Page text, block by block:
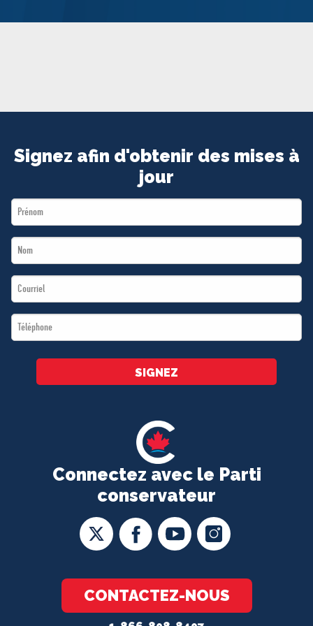
Connectez avec le Parti
conservateur
CONTACTEZ-NOUS
Signez afin d'obtenir des mises à
jour
First
Name
Last
Name
Email
*
Téléphone
*
SIGNEZ